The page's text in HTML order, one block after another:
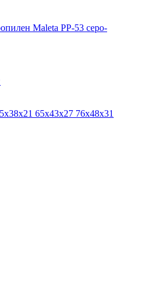
Maleta PP-53 серо-
65х43х27 76х48х31